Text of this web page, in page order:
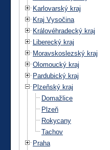
Karlovarský kraj
Kraj Vysočina
Královéhradecký kraj
Liberecký kraj
Moravskoslezský kraj
Olomoucký kraj
Pardubický kraj
Plzeňský kraj
Domažlice
Plzeň
Rokycany
Tachov
Praha